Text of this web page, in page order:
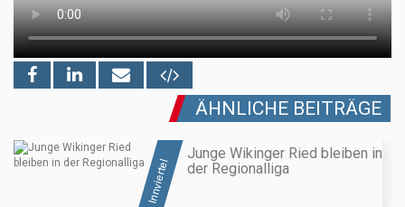
ÄHNLICHE BEITRÄGE
Innviertel
Junge Wikinger Ried bleiben in
der Regionalliga